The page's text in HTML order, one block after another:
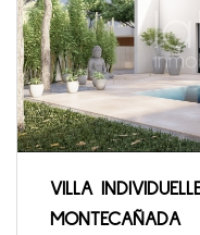
VILLA
MONTECAÑADA